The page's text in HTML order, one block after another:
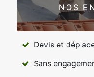
NOS
Devis et
Sans